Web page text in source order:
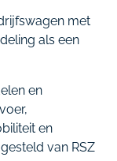
met
als een
en
en
van RSZ